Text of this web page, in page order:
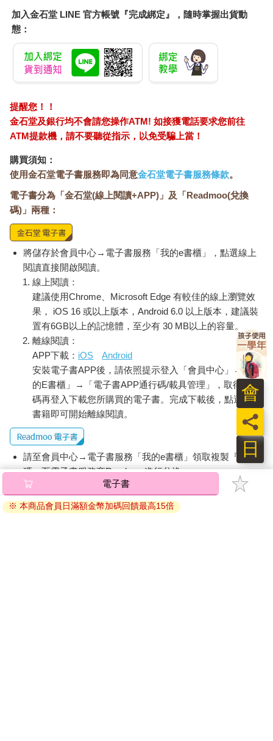
加入金石堂 LINE 官方帳號『完成綁定』，隨時掌握出貨動
態：
提醒您！！
金石堂及銀行均不會請您操作ATM! 如接獲電話要求您前往
ATM提款機，請不要聽從指示，以免受騙上當！
購買須知：
使用金石堂電子書服務即為同意金石堂電子書服務條款。
電子書分為「金石堂(線上閱讀+APP)」及「Readmoo(兌換
碼)」兩種：
將儲存於會員中心→電子書服務「我的e書櫃」，點選線上
閱讀直接開啟閱讀。
線上閱讀：
建議使用Chrome、Microsoft Edge 有較佳的線上瀏覽效
果， iOS 16 或以上版本，Android 6.0 以上版本，建議裝
置有6GB以上的記憶體，至少有 30 MB以上的容量。
離線閱讀：
APP下載： iOS
Android
安裝電子書APP後，請依照提示登入「會員中心」→「我
的E書櫃」→「電子書APP通行碼/載具管理」，取得通行
碼再登入下載您所購買的電子書。完成下載後，點選任一
書籍即可開始離線閱讀。
請至會員中心→電子書服務「我的e書櫃」領取複製『兌換
碼』至電子書服務商Readmoo進行兌換。
退換貨須知：
因版權保護，您在金石堂所購買的電子書僅能以金石堂專屬
電子書
※ 本商品會員日滿額金幣加碼回饋最高15倍
日
員
會